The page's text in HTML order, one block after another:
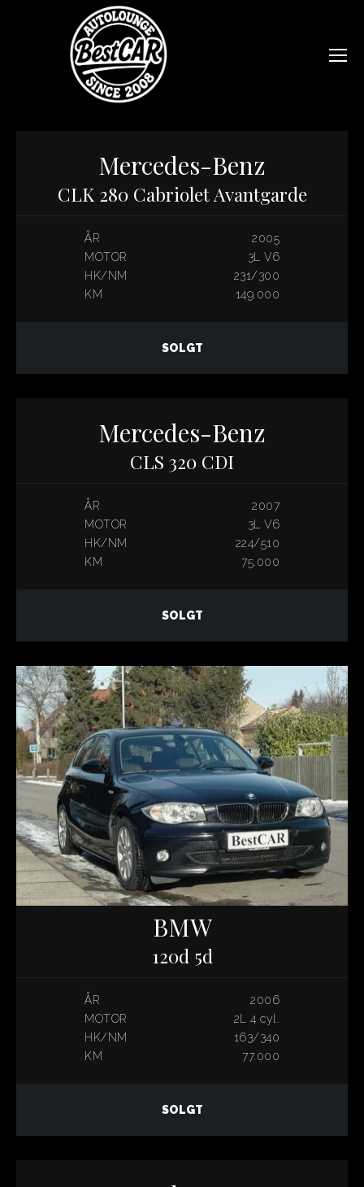
Mercedes-Benz
CLK 280 Cabriolet Avantgarde
ÅR
2005
MOTOR
3L V6
HK/NM
231/300
KM
149.000
SOLGT
Mercedes-Benz
CLS 320 CDI
ÅR
2007
MOTOR
3L V6
HK/NM
224/510
KM
75.000
SOLGT
BMW
120d 5d
ÅR
2006
MOTOR
2L 4 cyl.
HK/NM
163/340
KM
77.000
SOLGT